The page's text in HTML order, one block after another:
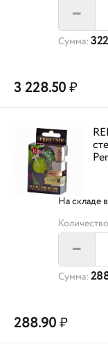
–
Сумма:
3 228.50₽
На складе
–
Сумма:
288.90₽